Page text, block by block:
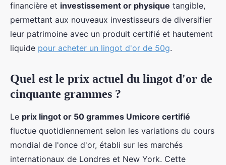
financière et investissement or physique tangible,
permettant aux nouveaux investisseurs de diversifier
leur patrimoine avec un produit certifié et hautement
liquide pour acheter un lingot d'or de 50g.
Quel est le prix actuel du lingot d'or de
cinquante grammes ?
Le prix lingot or 50 grammes Umicore certifié
fluctue quotidiennement selon les variations du cours
mondial de l'once d'or, établi sur les marchés
internationaux de Londres et New York. Cette